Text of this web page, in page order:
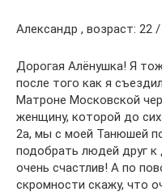
Александр , возраст: 22 /
Дорогая Алёнушка! Я
после того как я
Матроне Московской
женщину, которой до
2а, мы с моей Танюшей
подобрать людей друг к
очень счастлив! А по
скромности скажу, что